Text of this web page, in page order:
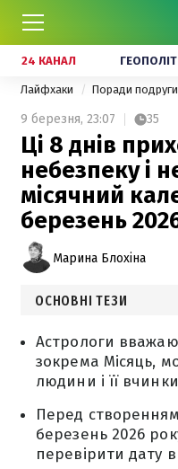
24 КАНАЛ
Лайфхаки Поради подруги
9 березня, 23:07 35
Ці 8 днів
небезпеку і
місячний
березень
Марина Блохіна
ОСНОВНІ ТЕЗИ
Астрологи
зокрема Місяць,
людини і її
Перед
березень 2026
перевірити дату